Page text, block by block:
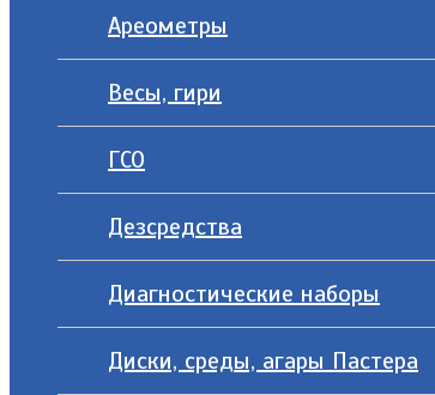
Ареометры
Весы, гири
ГСО
Дезсредства
Диагностические наборы
Диски, среды, агары Пастера